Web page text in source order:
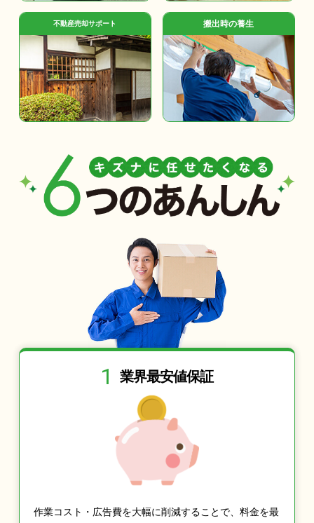
不動産売却サポート 搬出時の養生
1 業界最安値保証
作業コスト・広告費を大幅に削減することで、料金を最